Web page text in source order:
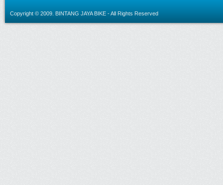
Copyright © 2009. BINTANG JAYA BIKE - All Rights Reserved